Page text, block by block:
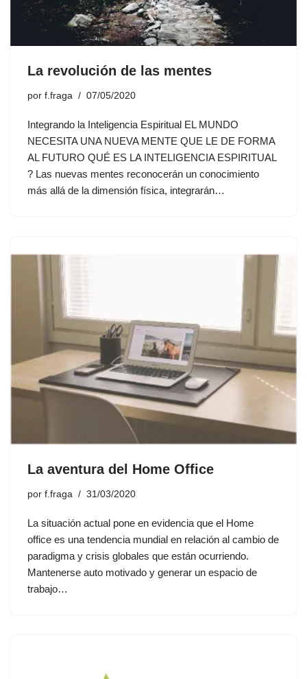
La revolución de las mentes
por f.fraga 07/05/2020
Integrando la Inteligencia Espiritual EL MUNDO
NECESITA UNA NUEVA MENTE QUE LE DE FORMA
AL FUTURO QUÉ ES LA INTELIGENCIA ESPIRITUAL
? Las nuevas mentes reconocerán un conocimiento
más allá de la dimensión física, integrarán…
La aventura del Home Office
por f.fraga 31/03/2020
La situación actual pone en evidencia que el Home
office es una tendencia mundial en relación al cambio de
paradigma y crisis globales que están ocurriendo.
Mantenerse auto motivado y generar un espacio de
trabajo…